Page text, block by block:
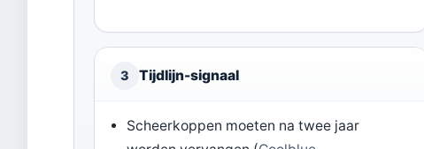
3 Tijdlijn-signaal
Scheerkoppen moeten na twee jaar